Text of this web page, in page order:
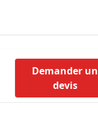
Demander un
devis